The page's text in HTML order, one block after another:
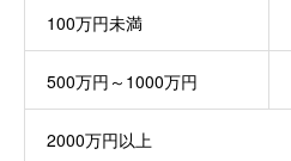
100万円未満
500万円～1000万円
2000万円以上